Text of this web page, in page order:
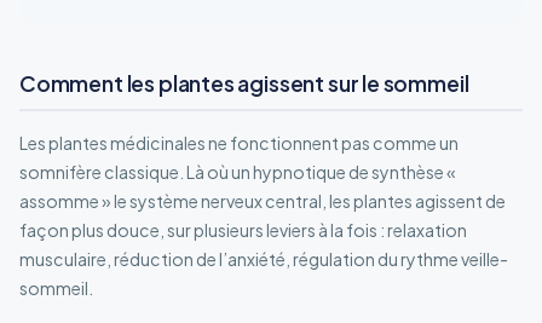
Comment les plantes agissent sur le sommeil
Les plantes médicinales ne fonctionnent pas comme un
somnifère classique. Là où un hypnotique de synthèse «
assomme » le système nerveux central, les plantes agissent de
façon plus douce, sur plusieurs leviers à la fois : relaxation
musculaire, réduction de l’anxiété, régulation du rythme veille-
sommeil.